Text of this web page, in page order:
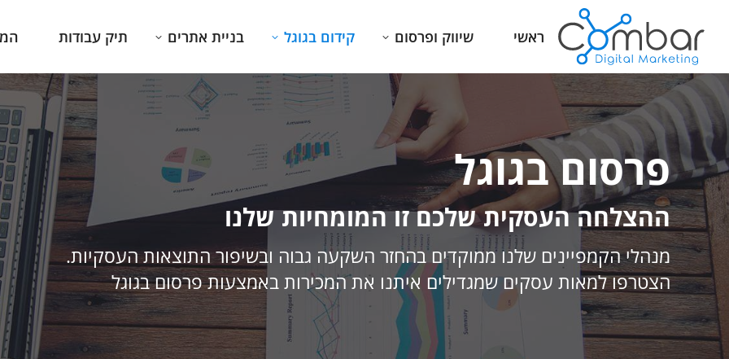
ראשי שיווק ופרסום קידום בגוגל בניית אתרים תיק עבודות
פרסום בגוגל
ההצלחה העסקית שלכם זו המומחיות שלנו
מנהלי הקמפיינים שלנו ממוקדים בהחזר השקעה גבוה ובשיפור התוצאות העסקיות.
הצטרפו למאות עסקים שמגדילים איתנו את המכירות באמצעות פרסום בגוגל